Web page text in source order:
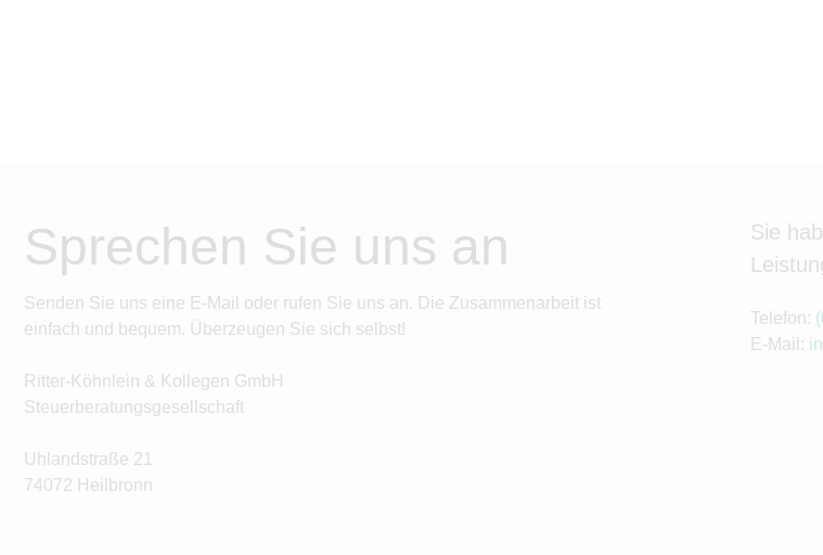
Sprechen Sie uns an
Senden Sie uns eine E-Mail oder rufen Sie uns an. Die Zusammenarbeit ist
einfach und bequem. Überzeugen Sie sich selbst!
Ritter-Köhnlein & Kollegen GmbH
Steuerberatungsgesellschaft
Uhlandstraße 21
74072 Heilbronn
Sie
Telefon:
E-Mail: